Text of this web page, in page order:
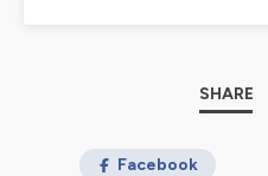
Hébergé par Ausha. Visitez
SHARE
Facebook